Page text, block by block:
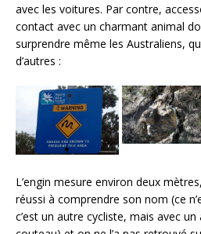
avec les voitures. Par contre,
contact avec un charmant animal
surprendre même les Australiens,
d’autres :
L’engin mesure environ deux
réussi à comprendre son nom (ce
c’est un autre cycliste, mais avec